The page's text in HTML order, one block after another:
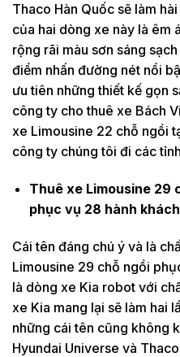
Thaco Hàn Quốc sẽ làm
của hai dòng xe này là êm
rộng rãi màu sơn sáng
điểm nhấn đường nét nổi
ưu tiên những thiết kế gọn
công ty cho thuê xe Bách
xe Limousine 22 chỗ ngồi
công ty chúng tôi đi các
Thuê xe Limousine 29
phục vụ 28 hành
Cái tên đáng chú ý và là
Limousine 29 chỗ ngồi
là dòng xe Kia robot với
xe Kia mang lại sẽ làm hai
những cái tên cũng không
Hyundai Universe và